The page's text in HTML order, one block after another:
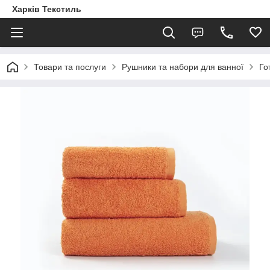
Харків Текстиль
Товари та послуги Рушники та набори для ванної